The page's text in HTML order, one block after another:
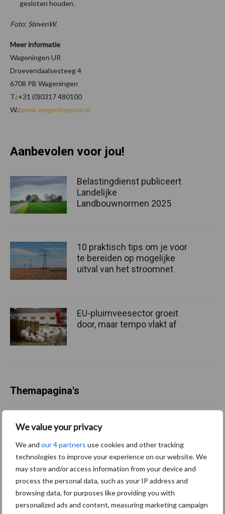
We value your privacy
We and our 4 partners use cookies and other tracking
technologies to improve your experience on our website. We
may store and/or access information from your device and
process the personal data, such as your IP address and
browsing data, for purposes like providing you with
personalized ads and content, measuring marketing campaign
gesloten houden.
Foto: StevenW.
Meer informatie
Wageningen UR
Droevendaalsesteeg 4
6708 PB Wageningen
T.:+31 (0)0317 480100
W.:www.wageningenur.nl
Aanbevolen voor jou!
Belastingdienst publiceert
Landelijke
Landbouwnormen 2025
10 praktisch tips om je voor
te bereiden op mogelijke
uitval van het stroomnet
EU-pluimveesector groeit
door, maar tempo vlakt af
Themapagina's
Vleeskuikens Vermeerdering